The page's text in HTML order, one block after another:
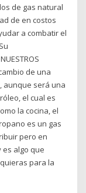
de gas natural
de en costos
a combatir el
de una
aunque será una
el cual es
la cocina, el
es un gas
pero en
algo que
para la